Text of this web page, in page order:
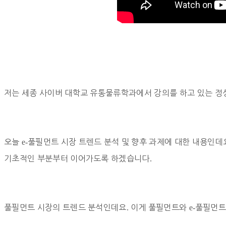
저는 세종 사이버 대학교 유통물류학과에서 강의를 하고 있는 정
오늘 e-풀필먼트 시장 트렌드 분석 및 향후 과제에 대한 내용인데
기초적인 부분부터 이어가도록 하겠습니다.
풀필먼트 시장의 트렌드 분석인데요 . 이게 풀필먼트와 e-풀필먼